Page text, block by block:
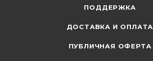
ПОДДЕРЖКА
ДОСТАВКА И ОПЛАТА
ПУБЛИЧНАЯ ОФЕРТА